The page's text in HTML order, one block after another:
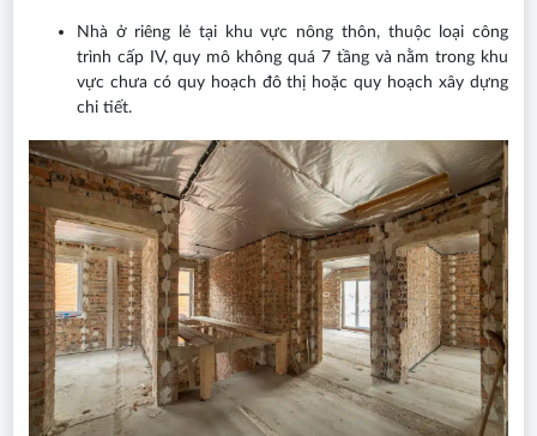
Nhà ở riêng lẻ tại khu vực nông thôn, thuộc loại công
trình cấp IV, quy mô không quá 7 tầng và nằm trong khu
vực chưa có quy hoạch đô thị hoặc quy hoạch xây dựng
chi tiết.